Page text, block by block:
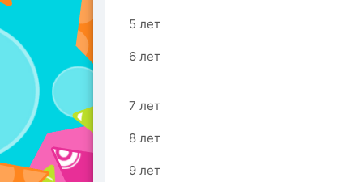
5 лет
6 лет
7 лет
8 лет
9 лет